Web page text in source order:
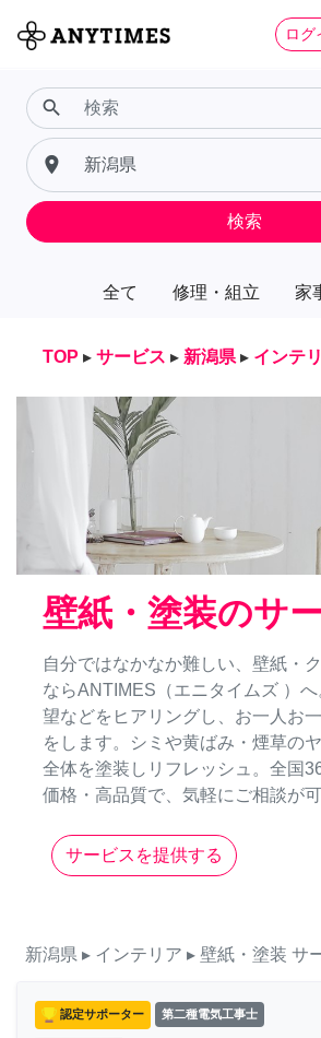
ログ
全て 修理・組立 家
search
place
検索
TOP ▸ サービス ▸ 新潟県 ▸ インテ
壁紙・塗装のサ
自分ではなかなか難しい、壁紙・
ならANTIMES（エニタイムズ ）
望などをヒアリングし、お一人お
をします。シミや黄ばみ・煙草の
全体を塗装しリフレッシュ。全国
価格・高品質で、気軽にご相談が可
サービスを提供する
新潟県 ▸ インテリア ▸ 壁紙・塗装 サ
認定サポーター 第二種電気工事士